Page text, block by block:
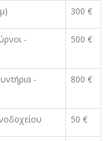
300 €
-
500 €
-
800 €
50 €